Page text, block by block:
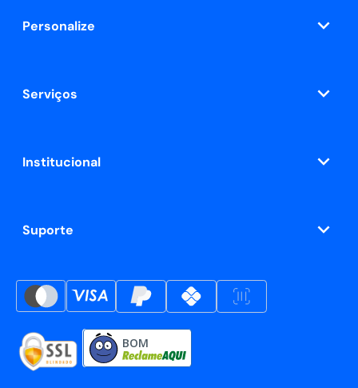
Personalize
Serviços
Institucional
Suporte
BOM